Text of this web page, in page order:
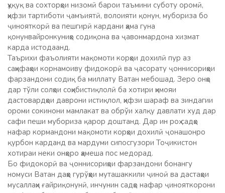
ҳуқуқ ва сохторҳои низомӣ барои таъмини суботу оромӣ,
ҳифзи тартиботи ҷамъиятӣ, волоияти қонун, мубориза бо
ҷинояткорӣ ва пешгирӣ кардани ҳама гуна
қонунвайронкуниҳо содиқона ва ҷавонмардона хизмат
карда истодаанд.
Таърихи фаъолияти мақомоти корҳои дохилӣ пур аз
саҳифаҳои корнамоиву фидокорӣ ва ҷасорату ҷоннисориҳои
фарзандони содиқ ба миллату Ватан мебошад.​ Зеро онҳо
дар тўли солҳои соҳибистиқлолӣ ба хотири ҳимояи
дастовардҳои даврони истиқлол, ҳифзи шараф ва зиндагии
ороми сокинони мамлакат ва обрўи халқу давлати худ дар
сафи пеши мубориза қарор доштанд. Дар ин роҳ садҳо
нафар кормандони мақомоти корҳои дохилӣ ҷонашонро
қурбон карданд ва мардуми сипосгузори Тоҷикистон
хотираи неки онҳоро ҳамеша пос медорад.
Бо фидокорӣ ва ҷоннисориҳои фарзандони бонангу
номуси Ватан даҳҳо гурўҳҳои муташаккили ҷиноӣ ва дастаҳои
мусаллаҳи ғайриқонунӣ, инчунин садҳо нафар ҷинояткорони